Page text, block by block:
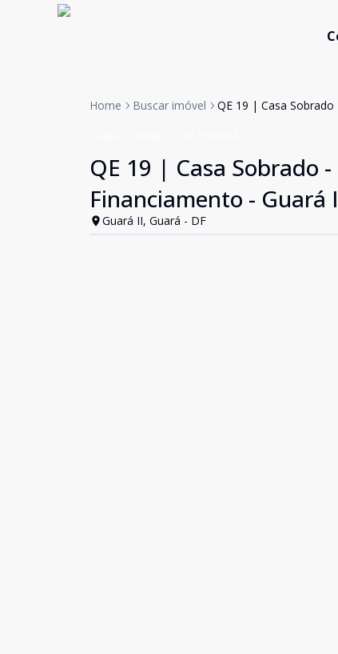
Home Buscar imóvel QE 19 | Casa
QE 19 | Casa Sobrado
Financiamento - Guará
Guará II, Guará - DF